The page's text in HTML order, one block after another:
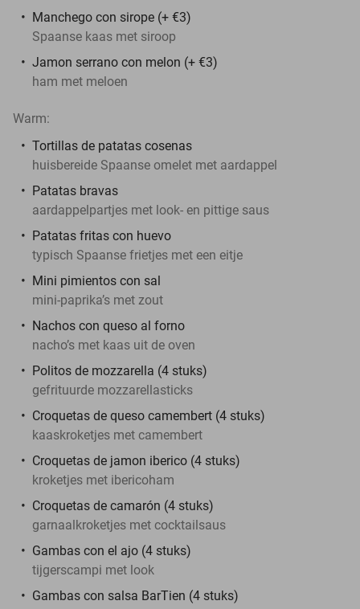
Manchego con sirope (+ €3)
Spaanse kaas met siroop
Jamon serrano con melon (+ €3)
ham met meloen
Warm:
Tortillas de patatas cosenas
huisbereide Spaanse omelet met aardappel
Patatas bravas
aardappelpartjes met look- en pittige saus
Patatas fritas con huevo
typisch Spaanse frietjes met een eitje
Mini pimientos con sal
mini-paprika’s met zout
Nachos con queso al forno
nacho’s met kaas uit de oven
Politos de mozzarella (4 stuks)
gefrituurde mozzarellasticks
Croquetas de queso camembert (4 stuks)
kaaskroketjes met camembert
Croquetas de jamon iberico (4 stuks)
kroketjes met ibericoham
Croquetas de camarón (4 stuks)
garnaalkroketjes met cocktailsaus
Gambas con el ajo (4 stuks)
tijgerscampi met look
Gambas con salsa BarTien (4 stuks)